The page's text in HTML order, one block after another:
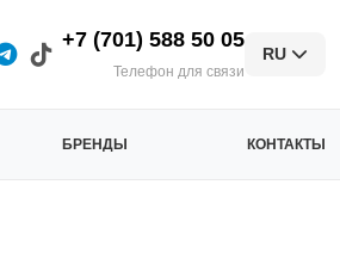
+7 (701) 588 50 05
Телефон для связи
RU
БРЕНДЫ КОНТАКТЫ